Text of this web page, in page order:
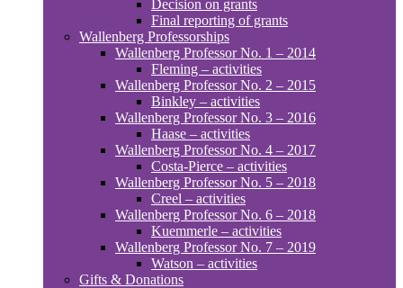
Decision on grants
Final reporting of grants
Wallenberg Professorships
Wallenberg Professor No. 1 – 2014
Fleming – activities
Wallenberg Professor No. 2 – 2015
Binkley – activities
Wallenberg Professor No. 3 – 2016
Haase – activities
Wallenberg Professor No. 4 – 2017
Costa-Pierce – activities
Wallenberg Professor No. 5 – 2018
Creel – activities
Wallenberg Professor No. 6 – 2018
Kuemmerle – activities
Wallenberg Professor No. 7 – 2019
Watson – activities
Gifts & Donations